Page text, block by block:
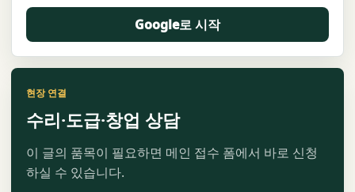
Google로 시작
현장 연결
수리·도급·창업 상담
이 글의 품목이 필요하면 메인 접수 폼에서 바로 신청
하실 수 있습니다.